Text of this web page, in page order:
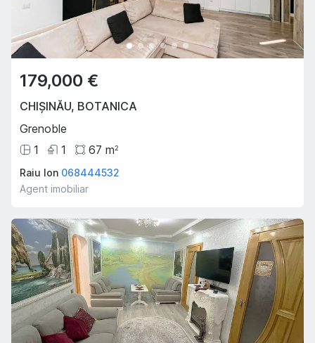
179,000 €
CHIȘINĂU, BOTANICA
Grenoble
1
1 67 m2
Raiu Ion 068444532
Agent imobiliar